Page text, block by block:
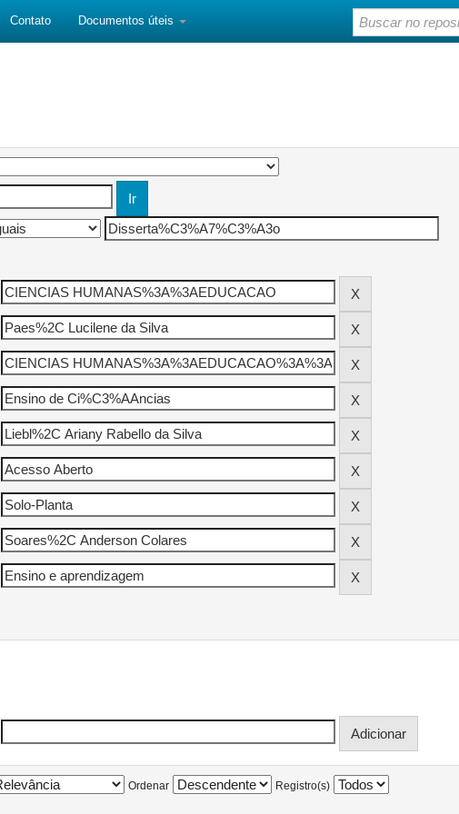
Contato Documentos úteis
Ordenar Registro(s)